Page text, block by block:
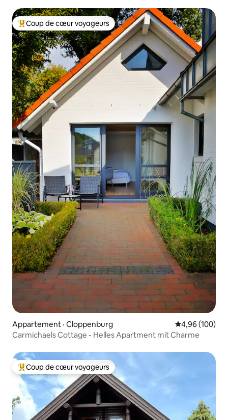
Coup de cœur voyageurs parmi les plus aimés
Coup de cœur voyageurs
Appartement · Cloppenburg Note
4,96 (100)
Carmichaels Cottage - Helles Apartment mit Charme
Coup de cœur voyageurs parmi les plus aimés
Coup de cœur voyageurs